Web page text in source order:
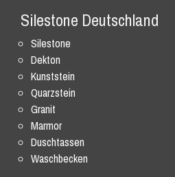
Silestone Deutschland
Silestone
Dekton
Kunststein
Quarzstein
Granit
Marmor
Duschtassen
Waschbecken